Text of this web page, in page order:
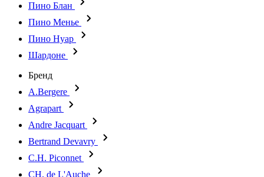
Пино Блан
Пино Менье
Пино Нуар
Шардоне
Бренд
A.Bergere
Agrapart
Andre Jacquart
Bertrand Devavry
C.H. Piconnet
CH. de L'Auche